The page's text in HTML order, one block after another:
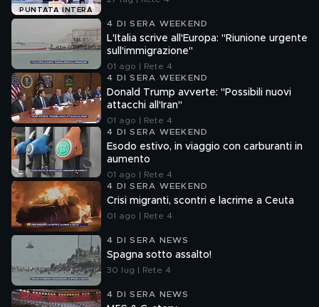
PUNTATA INTERA
4 DI SERA WEEKEND
L'Italia scrive all'Europa: "Riunione urgente
sull'immigrazione"
01 ago | Rete 4
4 DI SERA WEEKEND
Donald Trump avverte: "Possibili nuovi
attacchi all'Iran"
01 ago | Rete 4
4 DI SERA WEEKEND
Esodo estivo, in viaggio con carburanti in
aumento
01 ago | Rete 4
4 DI SERA WEEKEND
Crisi migranti, scontri e lacrime a Ceuta
01 ago | Rete 4
4 DI SERA NEWS
Spagna sotto assalto!
30 lug | Rete 4
4 DI SERA NEWS